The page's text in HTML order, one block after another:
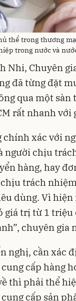
thể trong thương
trong nước và
Nhi, Chuyên
đã từng đặt
qua một sàn
rất nhanh với
chính xác với
người chịu
hàng, hay
trách
dùng. Vì
giá trị từ 1
chuyên gia
nghị, cần xác
cấp hàng
thì phải thể
cấp sản